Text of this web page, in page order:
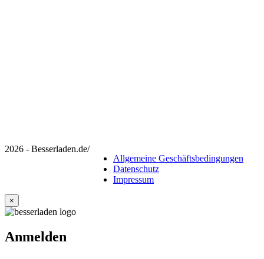
2026 - Besserladen.de/
Allgemeine Geschäftsbedingungen
Datenschutz
Impressum
×
Anmelden